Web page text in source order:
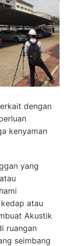
dengan
kenyaman
yang
atau
Akustik
ruangan
seimbang